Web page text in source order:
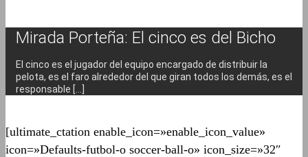
Mirada Porteña: El cinco es del Bicho
El cinco es el jugador del equipo encargado de distribuir la
pelota, es el faro alrededor del que giran todos los demás, es el
responsable […]
[ultimate_ctation enable_icon=»enable_icon_value»
icon=»Defaults-futbol-o soccer-ball-o» icon_size=»32″